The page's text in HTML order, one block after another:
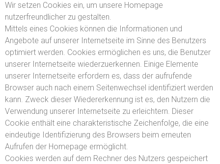
Wir setzen Cookies ein, um unsere Homepage
nutzerfreundlicher zu gestalten.
Mittels eines Cookies können die Informationen und
Angebote auf unserer Internetseite im Sinne des Benutzers
optimiert werden. Cookies ermöglichen es uns, die Benutzer
unserer Internetseite wiederzuerkennen. Einige Elemente
unserer Internetseite erfordern es, dass der aufrufende
Browser auch nach einem Seitenwechsel identifiziert werden
kann. Zweck dieser Wiedererkennung ist es, den Nutzern die
Verwendung unserer Internetseite zu erleichtern. Dieser
Cookie enthält eine charakteristische Zeichenfolge, die eine
eindeutige Identifizierung des Browsers beim erneuten
Aufrufen der Homepage ermöglicht.
Cookies werden auf dem Rechner des Nutzers gespeichert